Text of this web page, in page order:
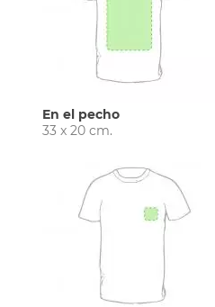
En el pecho
33 x 20 cm.